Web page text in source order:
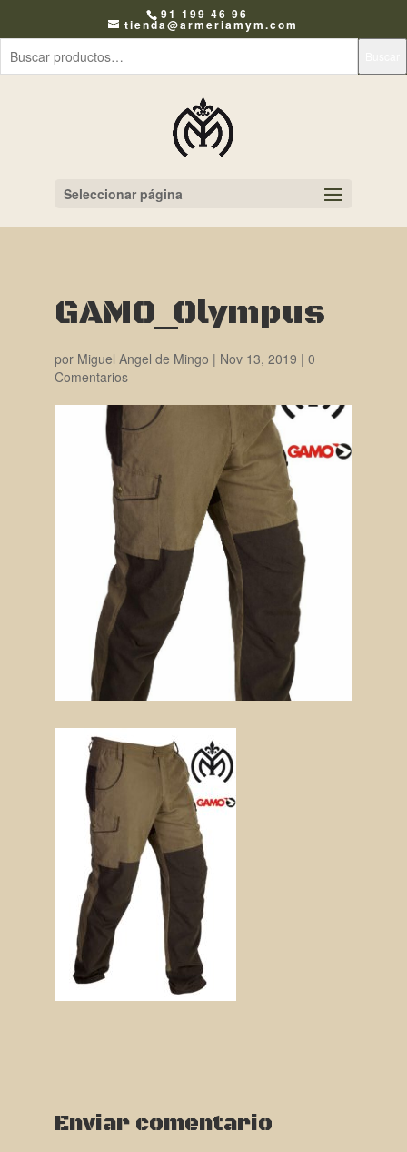
91 199 46 96
tienda@armeriamym.com
Seleccionar página
GAMO_Olympus
por Miguel Angel de Mingo | Nov 13, 2019 | 0
Comentarios
Enviar comentario